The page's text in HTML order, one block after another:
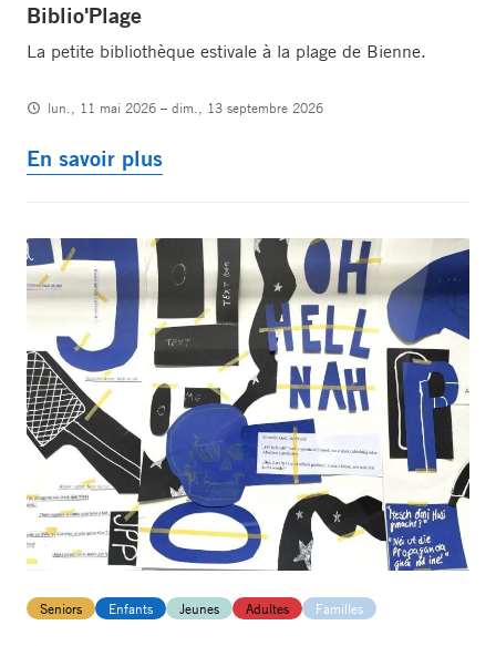
Biblio'Plage
La petite bibliothèque estivale à la plage de Bienne.
lun., 11 mai 2026 – dim., 13 septembre 2026
En savoir plus
Seniors Enfants Jeunes Adultes Familles